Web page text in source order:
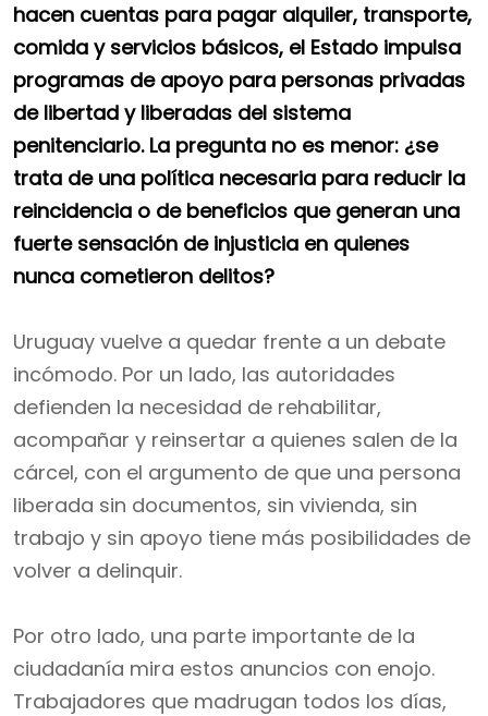
hacen cuentas para pagar alquiler, transporte,
comida y servicios básicos, el Estado impulsa
programas de apoyo para personas privadas
de libertad y liberadas del sistema
penitenciario. La pregunta no es menor: ¿se
trata de una política necesaria para reducir la
reincidencia o de beneficios que generan una
fuerte sensación de injusticia en quienes
nunca cometieron delitos?
Uruguay vuelve a quedar frente a un debate
incómodo. Por un lado, las autoridades
defienden la necesidad de rehabilitar,
acompañar y reinsertar a quienes salen de la
cárcel, con el argumento de que una persona
liberada sin documentos, sin vivienda, sin
trabajo y sin apoyo tiene más posibilidades de
volver a delinquir.
Por otro lado, una parte importante de la
ciudadanía mira estos anuncios con enojo.
Trabajadores que madrugan todos los días,